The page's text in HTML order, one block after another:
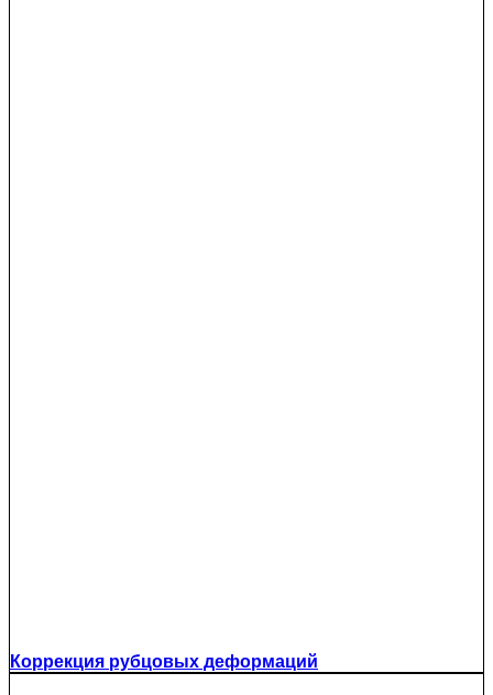
Коррекция рубцовых деформаций